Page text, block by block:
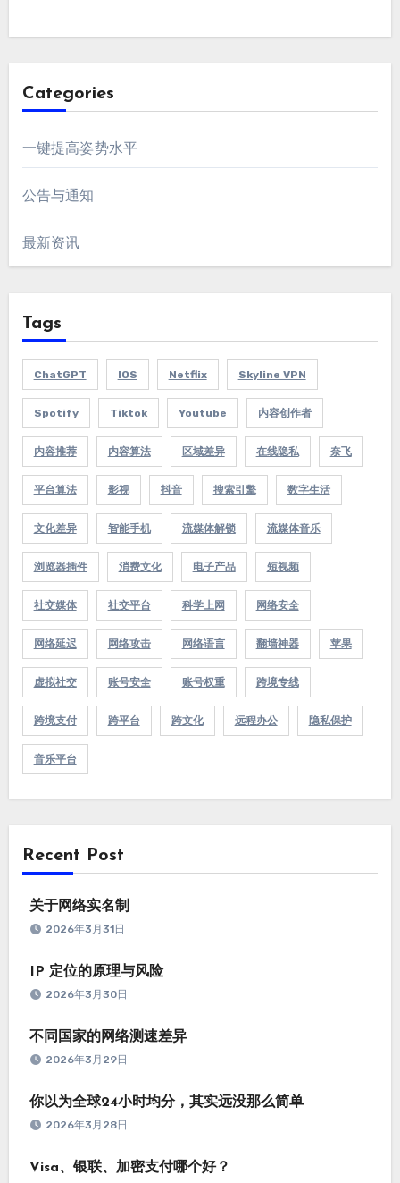
Categories
一键提高姿势水平
公告与通知
最新资讯
Tags
ChatGPT IOS Netflix Skyline VPN
Spotify Tiktok Youtube 内容创作者
内容推荐 内容算法 区域差异 在线隐私 奈飞
平台算法 影视 抖音 搜索引擎 数字生活
文化差异 智能手机 流媒体解锁 流媒体音乐
浏览器插件 消费文化 电子产品 短视频
社交媒体 社交平台 科学上网 网络安全
网络延迟 网络攻击 网络语言 翻墙神器 苹果
虚拟社交 账号安全 账号权重 跨境专线
跨境支付 跨平台 跨文化 远程办公 隐私保护
音乐平台
Recent Post
关于网络实名制
2026年3月31日
IP 定位的原理与风险
2026年3月30日
不同国家的网络测速差异
2026年3月29日
你以为全球24小时均分，其实远没那么简单
2026年3月28日
Visa、银联、加密支付哪个好？